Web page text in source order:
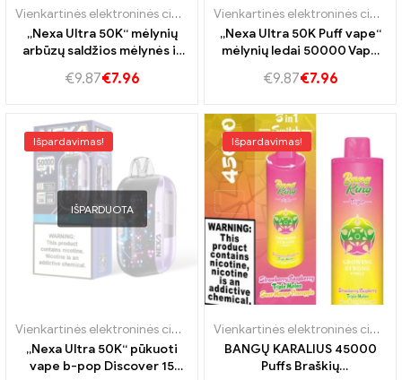
Vienkartinės elektroninės cigaretės Portugalija , Vienkartinės
„Nexa Ultra 50K“ mėlynių
arbūzų saldžios mėlynės ir
€9.87€7.96
Vienkartinės elektroninės cigaretės Portugalija
„Nexa Ultra 50K Puff vape“
mėlynių ledai 50000 Vape
€9.87€7.96
Išpardavimas!
IŠPARDUOTA
Vienkartinės elektroninės cigaretės Portugalija , Vienkartinės
„Nexa Ultra 50K“ pūkuoti
vape b-pop Discover 15
Išpardavimas!
Vienkartinės elektroninės cigaretės Vokietija
BANGŲ KARALIUS 45000
Puffs Braškių